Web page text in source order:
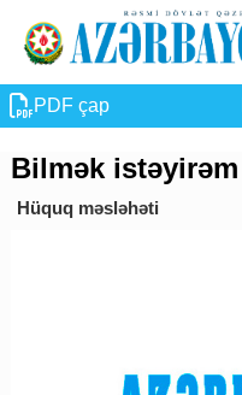
PDF çap
Bilmək istəyirəm
Hüquq məsləhəti